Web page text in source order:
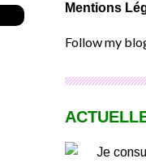
Mentions
Follow my